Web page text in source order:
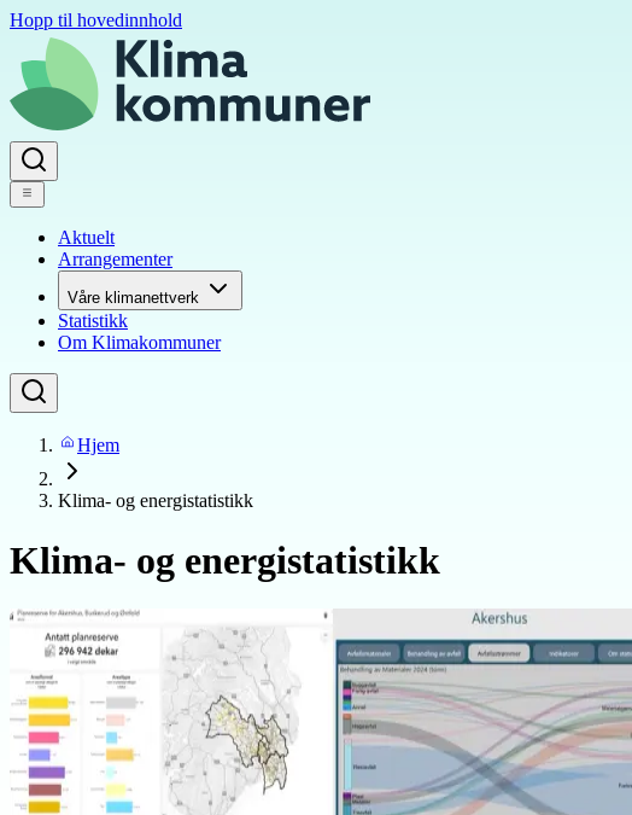
Hopp til hovedinnhold
Aktuelt
Arrangementer
Våre klimanettverk
Statistikk
Om Klimakommuner
Hjem
Klima- og energistatistikk
Klima- og energistatistikk